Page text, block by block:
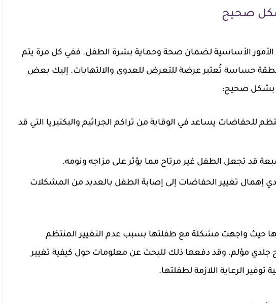
صحيح
الأساسية لضمان صحة وحماية بشرة الطفل. ففي كل مرة يتم
حساسة تُعتبر عرضة للتعرض للعدوى والالتهابات. إليك بعض
بشكل صحيح:
للحفاضات يساعد في الوقاية من تراكم الجراثيم والبكتيريا التي قد
قد تجعل الطفل غير مرتاح مما يؤثر على مزاجه ونومه.
إهمال تغيير الحفاضات إلى إصابة الطفل بالعديد من المشكلات
حيث واجهت مشكلة مع طفلتها بسبب عدم التغيير المنتظم
مؤلم. وقد دفعها ذلك للبحث عن معلومات حول كيفية تغيير
الرعاية اللازمة لطفلتها.